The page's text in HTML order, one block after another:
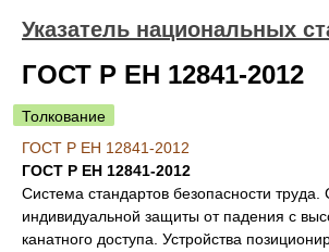
Указатель национальных
ГОСТ Р ЕН 12841-2012
Толкование
ГОСТ Р ЕН 12841-2012
ГОСТ Р ЕН 12841-2012
Система стандартов безопасности труда.
индивидуальной защиты от падения с
канатного доступа. Устройства